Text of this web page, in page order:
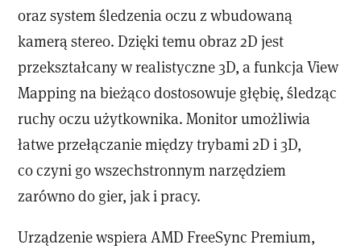
oraz system śledzenia oczu z wbudowaną
kamerą stereo. Dzięki temu obraz 2D jest
przekształcany w realistyczne 3D, a funkcja View
Mapping na bieżąco dostosowuje głębię, śledząc
ruchy oczu użytkownika. Monitor umożliwia
łatwe przełączanie między trybami 2D i 3D,
co czyni go wszechstronnym narzędziem
zarówno do gier, jak i pracy.
Urządzenie wspiera AMD FreeSync Premium,